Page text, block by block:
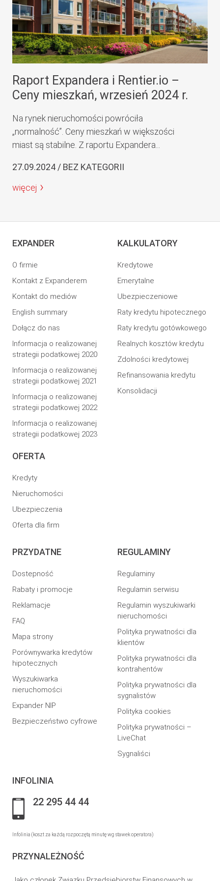
Raport Expandera i Rentier.io –
Ceny mieszkań, wrzesień 2024 r.
Na rynek nieruchomości powróciła
„normalność”. Ceny mieszkań w większości
miast są stabilne. Z raportu Expandera...
27.09.2024 / BEZ KATEGORII
więcej
EXPANDER
O firmie
Kontakt z Expanderem
Kontakt do mediów
English summary
Dołącz do nas
Informacja o realizowanej
strategii podatkowej 2020
Informacja o realizowanej
strategii podatkowej 2021
Informacja o realizowanej
strategii podatkowej 2022
Informacja o realizowanej
strategii podatkowej 2023
OFERTA
Kredyty
Nieruchomości
Ubezpieczenia
Oferta dla firm
KALKULATORY
Kredytowe
Emerytalne
Ubezpieczeniowe
Raty kredytu hipotecznego
Raty kredytu gotówkowego
Realnych kosztów kredytu
Zdolności kredytowej
Refinansowania kredytu
Konsolidacji
PRZYDATNE
Dostepność
Rabaty i promocje
Reklamacje
FAQ
Mapa strony
Porównywarka kredytów
hipotecznych
Wyszukiwarka
nieruchomości
Expander NIP
Bezpieczeństwo cyfrowe
REGULAMINY
Regulaminy
Regulamin serwisu
Regulamin wyszukiwarki
nieruchomości
Polityka prywatności dla
klientów
Polityka prywatności dla
kontrahentów
Polityka prywatności dla
sygnalistów
Polityka cookies
Polityka prywatności –
LiveChat
Sygnaliści
INFOLINIA
22 295 44 44
Infolinia (koszt za każdą rozpoczętą minutę wg stawek operatora)
PRZYNALEŻNOŚĆ